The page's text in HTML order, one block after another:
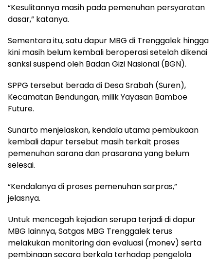
“Kesulitannya masih pada pemenuhan persyaratan
dasar,” katanya.
Sementara itu, satu dapur MBG di Trenggalek hingga
kini masih belum kembali beroperasi setelah dikenai
sanksi suspend oleh Badan Gizi Nasional (BGN).
SPPG tersebut berada di Desa Srabah (Suren),
Kecamatan Bendungan, milik Yayasan Bamboe
Future.
Sunarto menjelaskan, kendala utama pembukaan
kembali dapur tersebut masih terkait proses
pemenuhan sarana dan prasarana yang belum
selesai.
“Kendalanya di proses pemenuhan sarpras,”
jelasnya.
Untuk mencegah kejadian serupa terjadi di dapur
MBG lainnya, Satgas MBG Trenggalek terus
melakukan monitoring dan evaluasi (monev) serta
pembinaan secara berkala terhadap pengelola